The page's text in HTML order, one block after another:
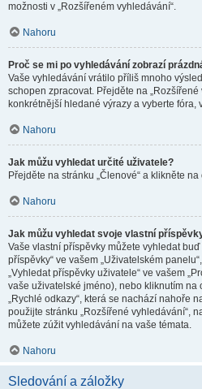
možnosti v „Rozšířeném vyhledávání“.
Nahoru
Proč se mi po vyhledávání zobrazí
Vaše vyhledávání vrátilo příliš mnoho
schopen zpracovat. Přejděte na
konkrétnější hledané výrazy a vyberte fóra,
Nahoru
Jak můžu vyhledat určité uživatele?
Přejděte na stránku „Členové“ a klikněte na
Nahoru
Jak můžu vyhledat svoje vlastní
Vaše vlastní příspěvky můžete vyhledat
příspěvky“ ve vašem „Uživatelském
„Vyhledat příspěvky uživatele“ ve vašem
vaše uživatelské jméno), nebo kliknutím na
„Rychlé odkazy“, která se nachází nahoře
použijte stránku „Rozšířené vyhledávání“,
můžete zúžit vyhledávání na vaše témata.
Nahoru
Sledování a záložky